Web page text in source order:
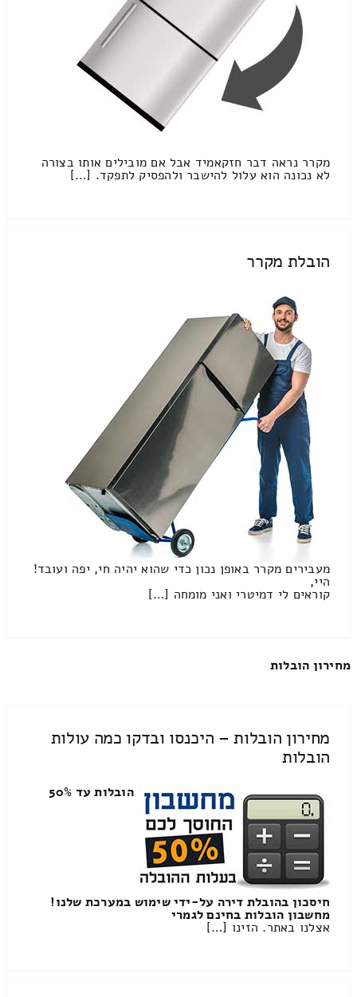
מקרר נראה דבר חזקאמיד אבל אם מובילים אותו בצורה
לא נכונה הוא עלול להישבר ולהפסיק לתפקד. […]
הובלת מקרר
מעבירים מקרר באופן נכון כדי שהוא יהיה חי, יפה ועובד!
היי,
קוראים לי דמיטרי ואני מומחה […]
מחירון הובלות
מחירון הובלות – היכנסו ובדקו כמה עולות
הובלות
הובלות עד 50%
חיסכון בהובלת דירה על-ידי שימוש במערכת שלנו!
מחשבון הובלות בחינם לגמרי
אצלנו באתר. הזינו […]